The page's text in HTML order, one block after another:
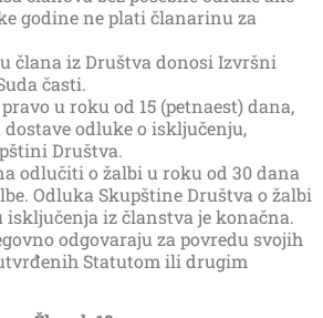
godine ne plati članarinu za
člana iz Društva donosi Izvršni
časti.
u roku od 15 (petnaest) dana,
odluke o isključenju,
Društva.
odlučiti o žalbi u roku od 30 dana
Odluka Skupštine Društva o žalbi
isključenja iz članstva je konačna.
odgovaraju za povredu svojih
Statutom ili drugim